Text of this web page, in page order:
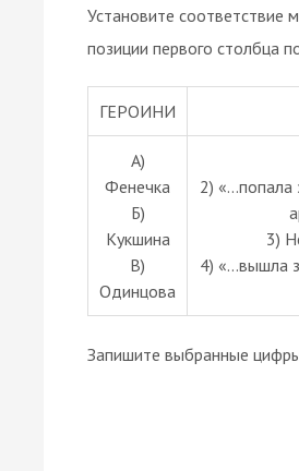
Установите соответствие
позиции первого столбца
ГЕРОИНИ
А)
Фенечка
Б)
Кукшина
В)
Одинцова
2) «...попала
3)
4) «...вышла
Запишите выбранные